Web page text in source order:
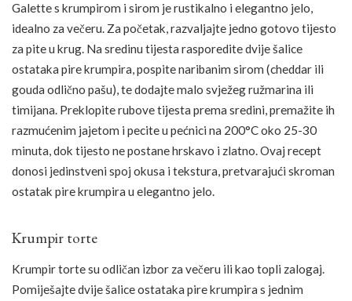
Galette s krumpirom i sirom je rustikalno i elegantno jelo,
idealno za večeru. Za početak, razvaljajte jedno gotovo tijesto
za pite u krug. Na sredinu tijesta rasporedite dvije šalice
ostataka pire krumpira, pospite naribanim sirom (cheddar ili
gouda odlično pašu), te dodajte malo svježeg ružmarina ili
timijana. Preklopite rubove tijesta prema sredini, premažite ih
razmućenim jajetom i pecite u pećnici na 200°C oko 25-30
minuta, dok tijesto ne postane hrskavo i zlatno. Ovaj recept
donosi jedinstveni spoj okusa i tekstura, pretvarajući skroman
ostatak pire krumpira u elegantno jelo.
Krumpir torte
Krumpir torte su odličan izbor za večeru ili kao topli zalogaj.
Pomiješajte dvije šalice ostataka pire krumpira s jednim